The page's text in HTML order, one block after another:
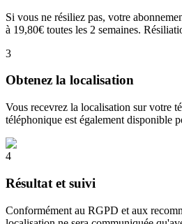
Si vous ne résiliez pas, votre
à 19,80€ toutes les 2 semaines.
3
Obtenez la localisation
Vous recevrez la localisation sur votre
téléphonique est également disponible
4
Résultat et suivi
Conformément au RGPD et aux